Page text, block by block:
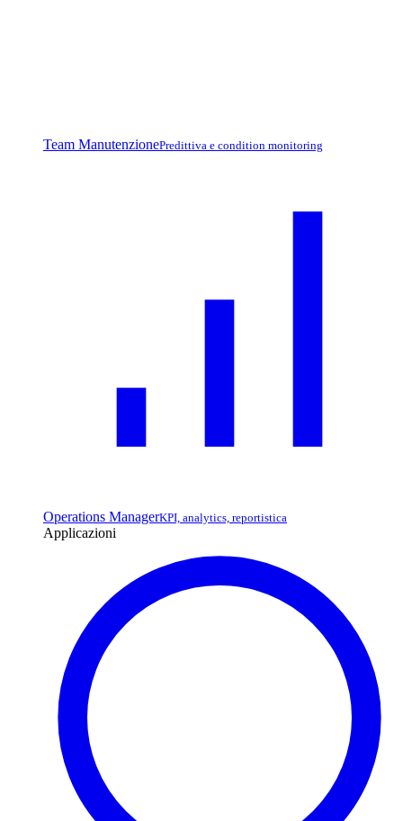
Team ManutenzionePredittiva e condition monitoring
Operations ManagerKPI, analytics, reportistica
Applicazioni